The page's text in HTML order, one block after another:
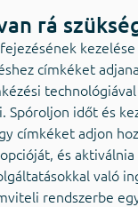
rá
címkéket
Spóroljon időt és
címkéket adjon
és
való
rendszerbe